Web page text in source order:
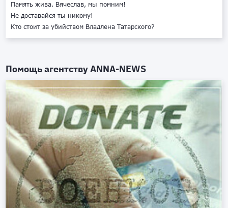
Память жива. Вячеслав, мы помним!
Не доставайся ты никому!
Кто стоит за убийством Владлена Татарского?
Помощь агентствуANNA-NEWS